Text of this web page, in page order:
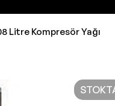
Litre Kompresör Yağı